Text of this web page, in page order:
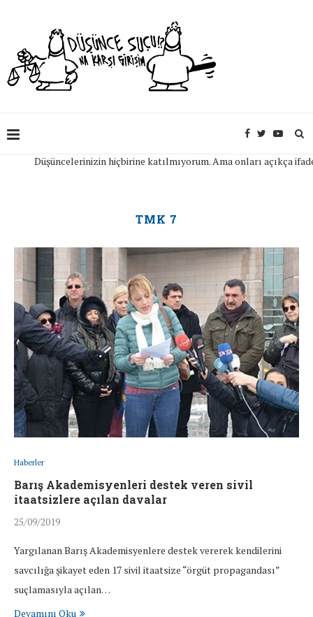
hiçbirine katılmıyorum. Ama onları açıkça ifade
TMK 7
Haberler
Barış Akademisyenleri destek veren sivil
itaatsizlere açılan davalar
25/09/2019
Yargılanan Barış Akademisyenlere destek vererek kendilerini
savcılığa şikayet eden 17 sivil itaatsize “örgüt propagandası”
suçlamasıyla açılan…
Devamını Oku